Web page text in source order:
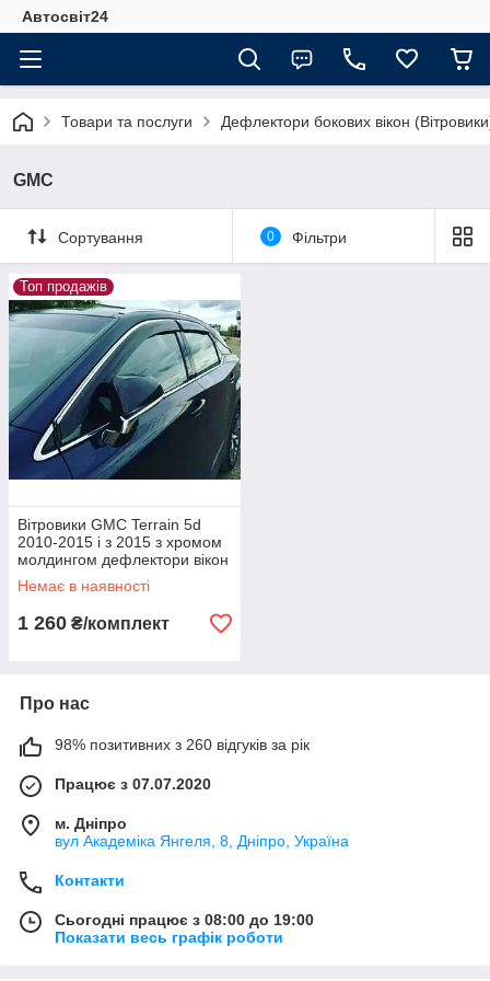
Автосвіт24
Товари та послуги Дефлектори бокових вікон
GMC
Сортування 0 Фільтри
Топ продажів
Вітровики GMC Terrain 5d
2010-2015 і з 2015 з хромом
молдингом дефлектори вікон
ЖМС Терраїн
Немає в наявності
1 260 ₴/комплект
Про нас
98% позитивних з 260 відгуків за рік
Працює з 07.07.2020
м. Дніпро
вул Академіка Янгеля, 8, Дніпро, Україна
Контакти
Сьогодні працює з 08:00 до 19:00
Показати весь графік роботи